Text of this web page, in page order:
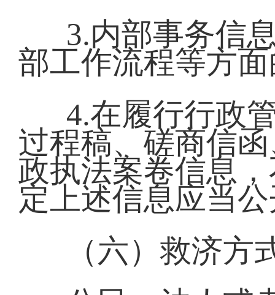
3.内部事务信
部工作流程等方
4.在履行行政
过程稿、磋商信
政执法案卷信息
定上述信息应当
（六）救济方